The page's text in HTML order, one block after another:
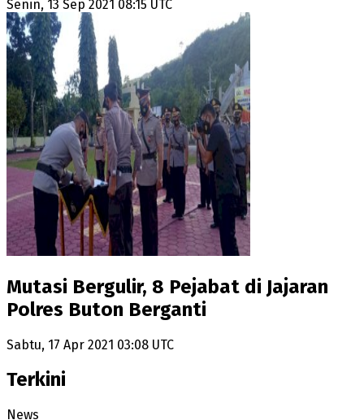
Senin, 13 Sep 2021 08:15 UTC
Mutasi Bergulir, 8 Pejabat di Jajaran
Polres Buton Berganti
Sabtu, 17 Apr 2021 03:08 UTC
Terkini
News